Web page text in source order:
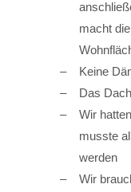
macht
Keine
Das
Wir
musste
werden
Wir